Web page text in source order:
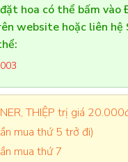
hoa có thể bấm vào
website hoặc liên hệ
THIỆP trị giá
mua thứ 5 trở đi)
mua thứ 7